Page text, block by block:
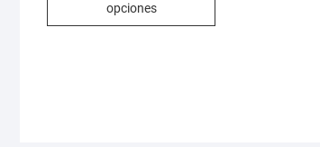
22,95 €
opciones